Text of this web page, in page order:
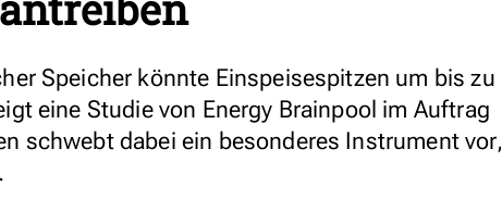
Speicher könnte Einspeisespitzen um bis zu
eine Studie von Energy Brainpool im Auftrag
schwebt dabei ein besonderes Instrument vor,